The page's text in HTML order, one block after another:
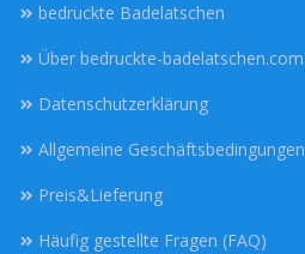
bedruckte Badelatschen
Über bedruckte-badelatschen.com
Datenschutzerklärung
Allgemeine Geschäftsbedingungen
Preis&Lieferung
Häufig gestellte Fragen (FAQ)